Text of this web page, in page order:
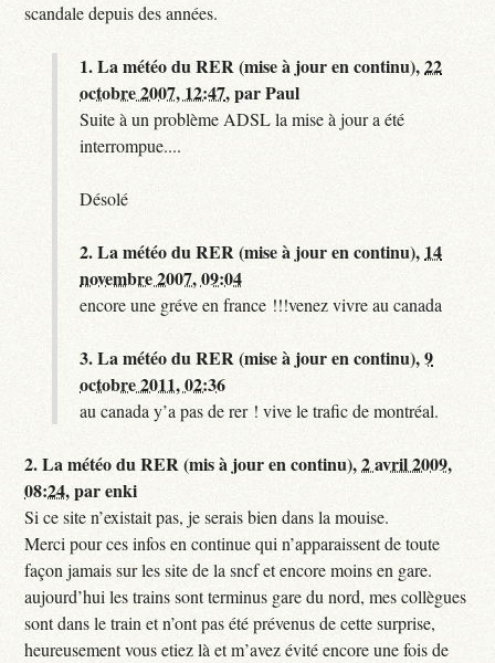
scandale depuis des années.
1.La météo du RER (mise à jour en continu),22
octobre 2007, 12:47,parPaul
Suite à un problème ADSL la mise à jour a été
interrompue....
Désolé
2.La météo du RER (mise à jour en continu), 14
novembre 2007, 09:04
encore une gréve en france !!!venez vivre au canada
3.La météo du RER (mise à jour en continu),9
octobre 2011, 02:36
au canada y’a pas de rer ! vive le trafic de montréal.
2.La météo du RER (mis à jour en continu),2 avril 2009,
08:24,parenki
Si ce site n’existait pas, je serais bien dans la mouise.
Merci pour ces infos en continue qui n’apparaissent de toute
façon jamais sur les site de la sncf et encore moins en gare.
aujourd’hui les trains sont terminus gare du nord, mes collègues
sont dans le train et n’ont pas été prévenus de cette surprise,
heureusement vous etiez là et m’avez évité encore une fois de